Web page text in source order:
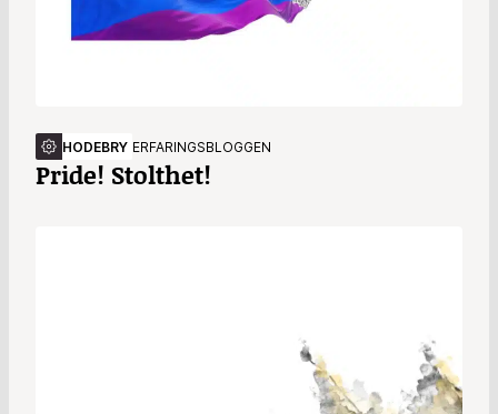
HODEBRY ERFARINGSBLOGGEN
Pride! Stolthet!